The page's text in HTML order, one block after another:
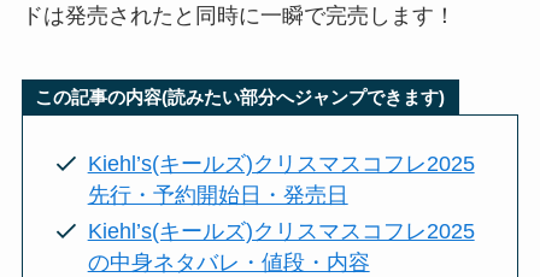
ドは発売されたと同時に一瞬で完売します！
この記事の内容(読みたい部分へジャンプできます)
Kiehl’s(キールズ)クリスマスコフレ2025
先行・予約開始日・発売日
Kiehl’s(キールズ)クリスマスコフレ2025
の中身ネタバレ・値段・内容